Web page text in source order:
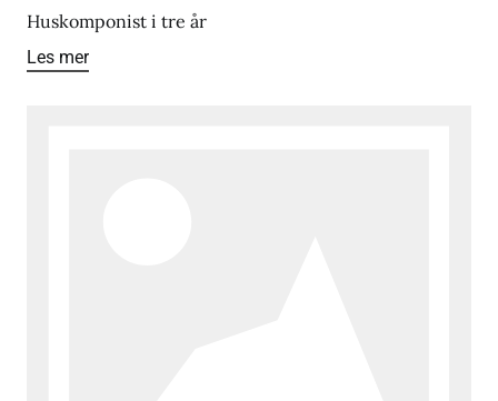
Huskomponist i tre år
Les mer